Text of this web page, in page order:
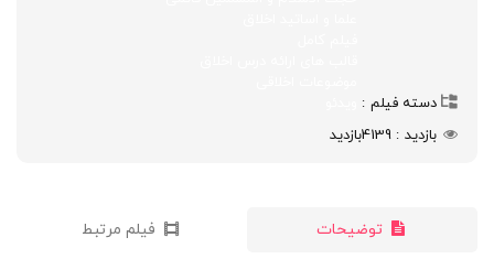
دسته فیلم
بازدید
4139بازدید
توضیحات فیلم مرتبط